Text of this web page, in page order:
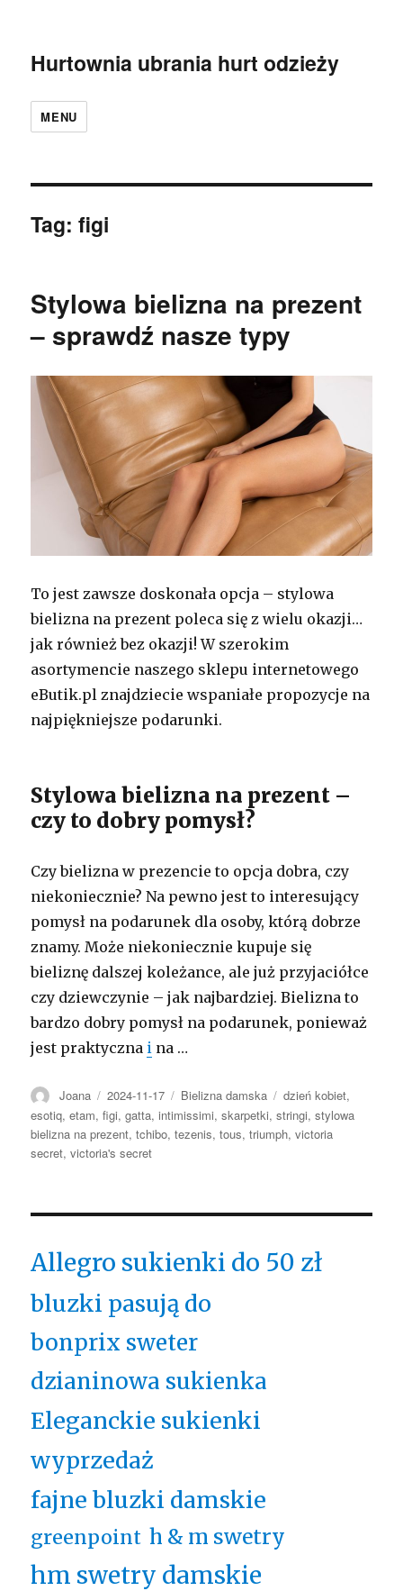
Hurtownia ubrania hurt odzieży
MENU
Tag:figi
Stylowa bielizna na prezent
– sprawdź nasze typy
To jest zawsze doskonała opcja – stylowa
bielizna na prezent poleca się z wielu okazji…
jak również bez okazji! W szerokim
asortymencie naszego sklepu internetowego
eButik.pl znajdziecie wspaniałe propozycje na
najpiękniejsze podarunki.
Stylowa bielizna na prezent –
czy to dobry pomysł?
Czy bielizna w prezencie to opcja dobra, czy
niekoniecznie? Na pewno jest to interesujący
pomysł na podarunek dla osoby, którą dobrze
znamy. Może niekoniecznie kupuje się
bieliznę dalszej koleżance, ale już przyjaciółce
czy dziewczynie – jak najbardziej. Bielizna to
bardzo dobry pomysł na podarunek, ponieważ
jest praktyczna i na …
Autor
Joana Opublikowano
2024-11-17 Kategorie
Bielizna damska Tagi
dzień kobiet,
esotiq,etam,figi,gatta,intimissimi,skarpetki,stringi,stylowa
bielizna na prezent,tchibo,tezenis,tous,triumph,victoria
secret,victoria's secret
Allegro sukienki do 50 zł
bluzki pasują do
bonprix sweter
dzianinowa sukienka
Eleganckie sukienki
wyprzedaż
fajne bluzki damskie
greenpoint h & m swetry
hm swetry damskie